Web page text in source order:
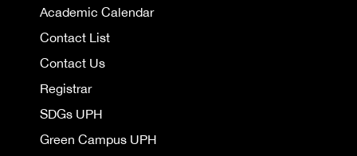
Academic Calendar
Contact List
Contact Us
Registrar
SDGs UPH
Green Campus UPH